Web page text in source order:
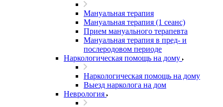
Мануальная терапия
Мануальная терапия (1 сеанс)
Прием мануального терапевта
Мануальная терапия в пред- и
послеродовом периоде
Наркологическая помощь на дому
Наркологическая помощь на дому
Выезд нарколога на дом
Неврология